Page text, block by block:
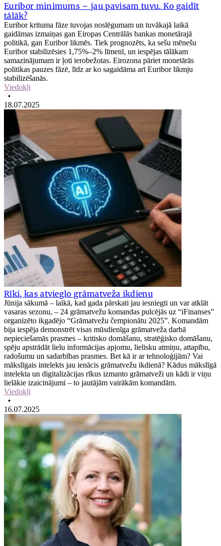
Euribor minimums – jau pavisam tuvu. Ko gaidīt
tālāk?
Euribor krituma fāze tuvojas noslēgumam un tuvākajā laikā
gaidāmas izmaiņas gan Eiropas Centrālās bankas monetārajā
politikā, gan Euribor likmēs. Tiek prognozēts, ka sešu mēnešu
Euribor stabilizēsies 1,75%–2% līmenī, un iespējas tālākam
samazinājumam ir ļoti ierobežotas. Eirozona pāriet monetārās
politikas pauzes fāzē, līdz ar ko sagaidāma arī Euribor likmju
stabilizēšanās.
Viedokļi
•
18.07.2025
Rīki, kas atvieglo grāmatveža ikdienu
Jūnija sākumā – laikā, kad gada pārskati jau iesniegti un var atklāt
vasaras sezonu, – 24 grāmatvežu komandas pulcējās uz “iFinanses”
organizēto ikgadējo “Grāmatvežu čempionātu 2025”. Komandām
bija iespēja demonstrēt visas mūsdienīga grāmatveža darbā
nepieciešamās prasmes – kritisko domāšanu, stratēģisko domāšanu,
spēju apstrādāt lielu informācijas apjomu, lielisku atmiņu, attapību,
radošumu un sadarbības prasmes. Bet kā ir ar tehnoloģijām? Vai
mākslīgais intelekts jau ienācis grāmatvežu ikdienā? Kādus mākslīgā
intelekta un digitalizācijas rīkus izmanto grāmatveži un kādi ir viņu
lielākie izaicinājumi – to jautājām vairākām komandām.
Viedokļi
•
16.07.2025